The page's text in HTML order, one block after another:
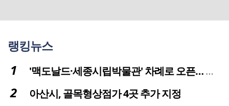
랭킹뉴스
'맥도날드·세종시립박물관' 차례로 오픈… 고운동 정주여건 좋아진다
아산시, 골목형상점가 4곳 추가 지정